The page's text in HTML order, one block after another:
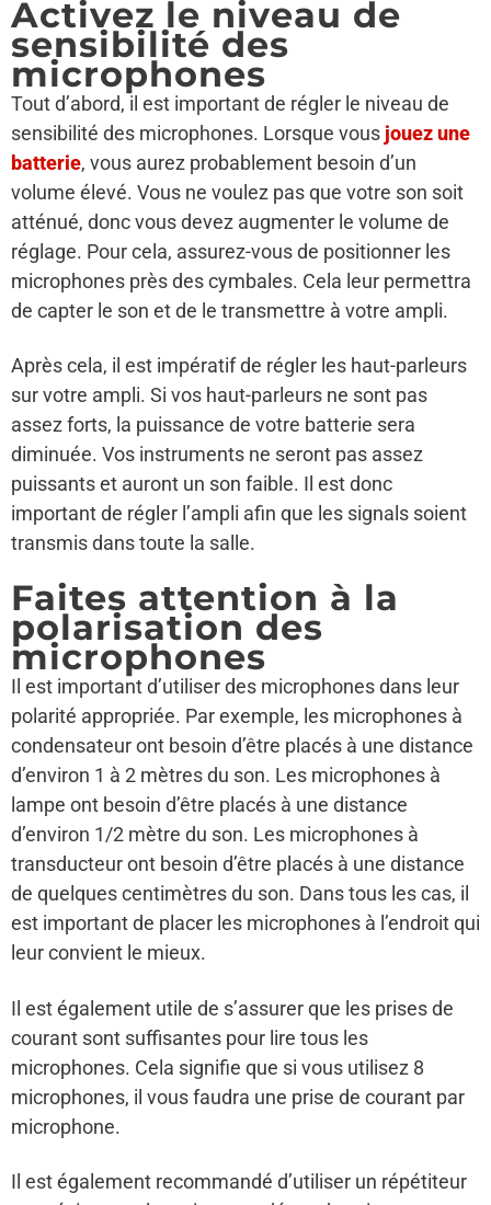
Activez le niveau de
sensibilité des
microphones
Tout d’abord, il est important de régler le niveau de
sensibilité des microphones. Lorsque vous jouez une
batterie, vous aurez probablement besoin d’un
volume élevé. Vous ne voulez pas que votre son soit
atténué, donc vous devez augmenter le volume de
réglage. Pour cela, assurez-vous de positionner les
microphones près des cymbales. Cela leur permettra
de capter le son et de le transmettre à votre ampli.
Après cela, il est impératif de régler les haut-parleurs
sur votre ampli. Si vos haut-parleurs ne sont pas
assez forts, la puissance de votre batterie sera
diminuée. Vos instruments ne seront pas assez
puissants et auront un son faible. Il est donc
important de régler l’ampli afin que les signals soient
transmis dans toute la salle.
Faites attention à la
polarisation des
microphones
Il est important d’utiliser des microphones dans leur
polarité appropriée. Par exemple, les microphones à
condensateur ont besoin d’être placés à une distance
d’environ 1 à 2 mètres du son. Les microphones à
lampe ont besoin d’être placés à une distance
d’environ 1/2 mètre du son. Les microphones à
transducteur ont besoin d’être placés à une distance
de quelques centimètres du son. Dans tous les cas, il
est important de placer les microphones à l’endroit qui
leur convient le mieux.
Il est également utile de s’assurer que les prises de
courant sont suffisantes pour lire tous les
microphones. Cela signifie que si vous utilisez 8
microphones, il vous faudra une prise de courant par
microphone.
Il est également recommandé d’utiliser un répétiteur